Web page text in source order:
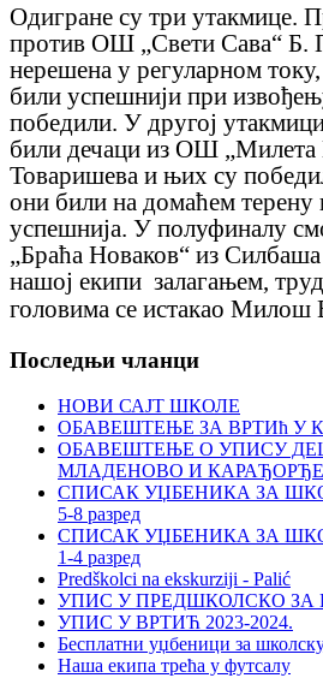
Одигране су три утакмице.
против ОШ „Свети Сава“ Б.
нерешена у регуларном
били успешнији при
победили. У другој
били дечаци из ОШ „Милета
Товаришева и њих су
они били на домаћем терену
успешнија. У полуфиналу
„Браћа Новаков“ из
нашој екипи залагањем,
головима се истакао Милош
Последњи чланци
НОВИ САЈТ ШКОЛЕ
ОБАВЕШТЕЊЕ ЗА ВРТИћ У
ОБАВЕШТЕЊЕ О УПИСУ
МЛАДЕНОВО И
СПИСАК УЏБЕНИКА ЗА
5-8 разред
СПИСАК УЏБЕНИКА ЗА
1-4 разред
Predškolci na ekskurziji - Palić
УПИС У ПРЕДШКОЛСКО ЗА
УПИС У ВРТИЋ 2023-2024.
Бесплатни уџбеници за
Наша екипа трећа у футсалу